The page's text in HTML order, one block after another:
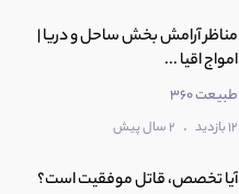
مناظر آرامش بخش ساحل و دریا |
امواج اقیا ...
طبیعت 360
12 بازدید . 2 سال پیش
آیا تخصص، قاتل موفقیت است؟